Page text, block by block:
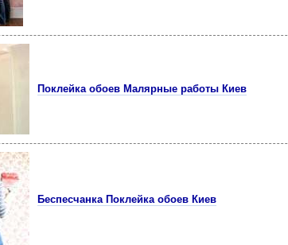
Поклейка обоев Малярные работы Киев
Беспесчанка Поклейка обоев Киев